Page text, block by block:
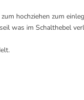
hochziehen zum
was im Schalthebel